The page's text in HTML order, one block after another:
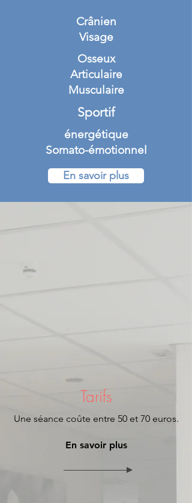
En savoir plus
Osseux
Articulaire
Musculaire
Sportif
Crânien
Visage
énergétique
Somato-émotionnel
Tarifs
Une séance coûte entre 50 et 70 euros.
En savoir plus